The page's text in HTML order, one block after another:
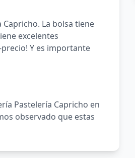
La bolsa tiene
excelentes
Y es importante
Pastelería Capricho en
observado que estas